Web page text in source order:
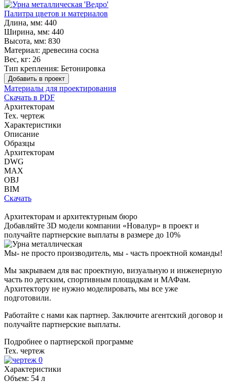
Палитра цветов и материалов
Длина, мм: 440
Ширина, мм: 440
Высота, мм: 830
Материал: древесина сосна
Вес, кг: 26
Тип крепления: Бетонировка
Добавить в проект
Материалы для проектирования
Скачать в PDF
Архитекторам
Тех. чертеж
Характеристики
Описание
Образцы
Архитекторам
DWG
MAX
OBJ
BIM
Скачать
Архитекторам и архитектурным бюро
Добавляйте 3D модели компании «Новалур» в проект и
получайте партнерские выплаты в размере до 10%
Мы- не просто производитель, мы - часть проектной команды!
Мы закрываем для вас проектную, визуальную и инженерную
часть по детским, спортивным площадкам и МАФам.
Архитектору не нужно моделировать, мы все уже
подготовили.
Работайте с нами как партнер. Заключите агентский договор и
получайте партнерские выплаты.
Подробнее о партнерской программе
Тех. чертеж
Характеристики
Объем: 54 л